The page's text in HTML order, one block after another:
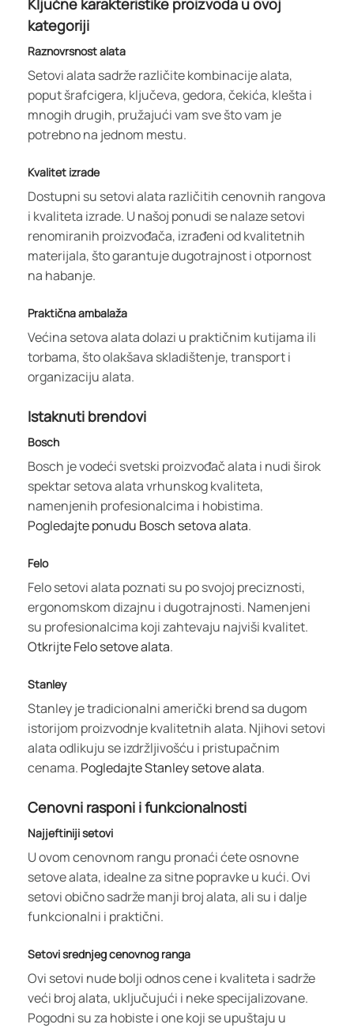
Ključne karakteristike proizvoda u ovoj
kategoriji
Raznovrsnost alata
Setovi alata sadrže različite kombinacije alata,
poput šrafcigera, ključeva, gedora, čekića, klešta i
mnogih drugih, pružajući vam sve što vam je
potrebno na jednom mestu.
Kvalitet izrade
Dostupni su setovi alata različitih cenovnih rangova
i kvaliteta izrade. U našoj ponudi se nalaze setovi
renomiranih proizvođača, izrađeni od kvalitetnih
materijala, što garantuje dugotrajnost i otpornost
na habanje.
Praktična ambalaža
Većina setova alata dolazi u praktičnim kutijama ili
torbama, što olakšava skladištenje, transport i
organizaciju alata.
Istaknuti brendovi
Bosch
Bosch je vodeći svetski proizvođač alata i nudi širok
spektar setova alata vrhunskog kvaliteta,
namenjenih profesionalcima i hobistima.
Pogledajte ponudu Bosch setova alata.
Felo
Felo setovi alata poznati su po svojoj preciznosti,
ergonomskom dizajnu i dugotrajnosti. Namenjeni
su profesionalcima koji zahtevaju najviši kvalitet.
Otkrijte Felo setove alata.
Stanley
Stanley je tradicionalni američki brend sa dugom
istorijom proizvodnje kvalitetnih alata. Njihovi setovi
alata odlikuju se izdržljivošću i pristupačnim
cenama. Pogledajte Stanley setove alata.
Cenovni rasponi i funkcionalnosti
Najjeftiniji setovi
U ovom cenovnom rangu pronaći ćete osnovne
setove alata, idealne za sitne popravke u kući. Ovi
setovi obično sadrže manji broj alata, ali su i dalje
funkcionalni i praktični.
Setovi srednjeg cenovnog ranga
Ovi setovi nude bolji odnos cene i kvaliteta i sadrže
veći broj alata, uključujući i neke specijalizovane.
Pogodni su za hobiste i one koji se upuštaju u